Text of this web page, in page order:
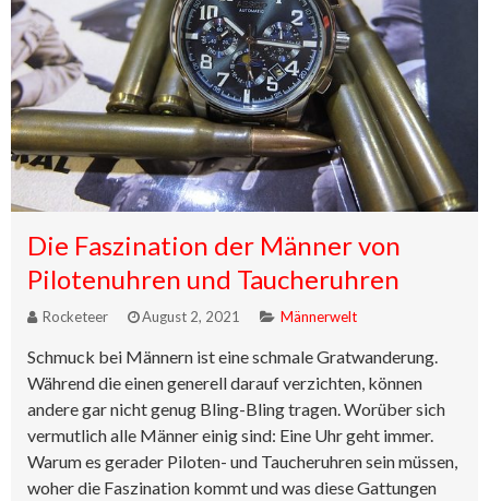
Die Faszination der Männer von
Pilotenuhren und Taucheruhren
Rocketeer August 2, 2021 Männerwelt
Schmuck bei Männern ist eine schmale Gratwanderung.
Während die einen generell darauf verzichten, können
andere gar nicht genug Bling-Bling tragen. Worüber sich
vermutlich alle Männer einig sind: Eine Uhr geht immer.
Warum es gerader Piloten- und Taucheruhren sein müssen,
woher die Faszination kommt und was diese Gattungen